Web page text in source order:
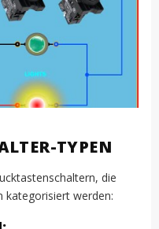
TYPEN
die
kategorisiert werden: